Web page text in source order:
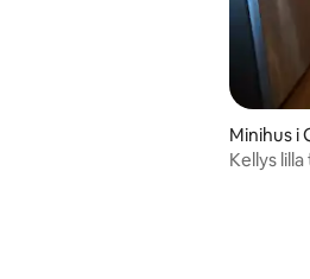
Minihus i
Kellys